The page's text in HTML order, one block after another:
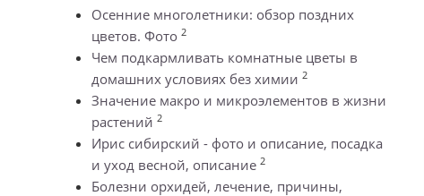
Осенние многолетники: обзор поздних
цветов. Фото 2
Чем подкармливать комнатные цветы в
домашних условиях без химии 2
Значение макро и микроэлементов в жизни
растений 2
Ирис сибирский - фото и описание, посадка
и уход весной, описание 2
Болезни орхидей, лечение, причины,